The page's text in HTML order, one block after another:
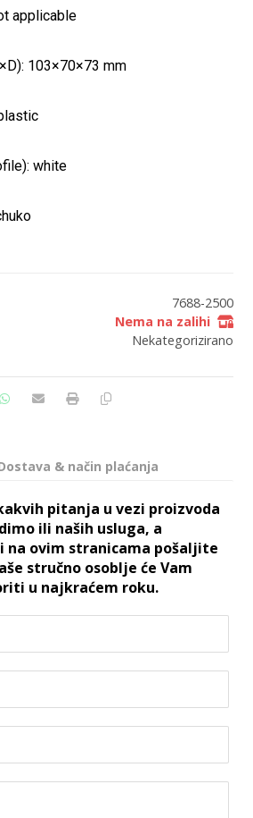
applicable
103×70×73 mm
white
7688-2500
Nema na zalihi
Nekategorizirano
& način plaćanja
pitanja u vezi proizvoda
ili naših usluga, a
na ovim stranicama pošaljite
stručno osoblje će Vam
u najkraćem roku.